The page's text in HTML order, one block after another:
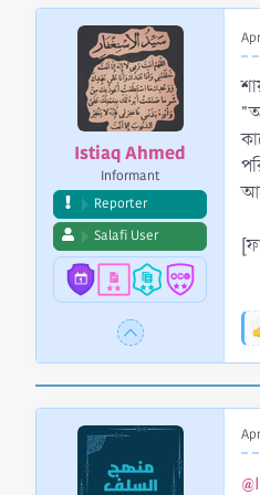
r
t
Istiaq Ahmed
Informant
Reporter
Salafi User
R
t
i
o
n